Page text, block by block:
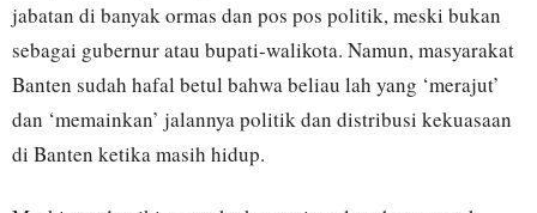
jabatan di banyak ormas dan pos pos politik, meski bukan
sebagai gubernur atau bupati-walikota. Namun, masyarakat
Banten sudah hafal betul bahwa beliau lah yang ‘merajut’
dan ‘memainkan’ jalannya politik dan distribusi kekuasaan
di Banten ketika masih hidup.